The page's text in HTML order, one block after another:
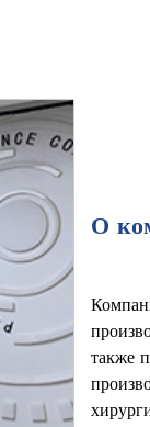
О
также